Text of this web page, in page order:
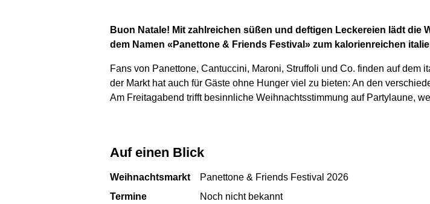
Buon Natale! Mit zahlreichen süßen und deftigen Leckereien lädt die
dem Namen «Panettone & Friends Festival» zum kalorienreichen
Fans von Panettone, Cantuccini, Maroni, Struffoli und Co. finden auf
der Markt hat auch für Gäste ohne Hunger viel zu bieten: An den
Am Freitagabend trifft besinnliche Weihnachtsstimmung auf Partylaune,
Auf einen Blick
Weihnachtsmarkt
Panettone & Friends Festival 2026
Termine
Noch nicht bekannt